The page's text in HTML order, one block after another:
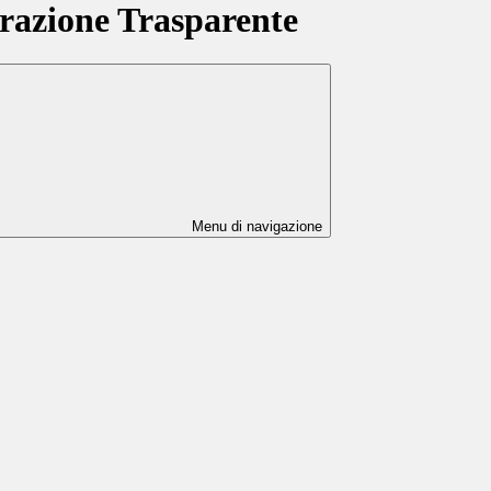
Trasparente
Menu di navigazione